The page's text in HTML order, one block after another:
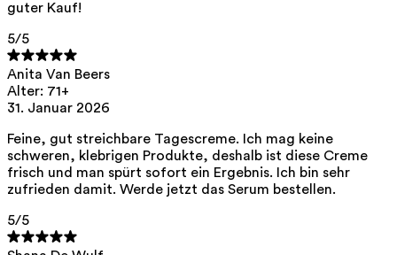
guter Kauf!
5/5
Anita Van Beers
Alter: 71+
31. Januar 2026
Feine, gut streichbare Tagescreme. Ich mag keine
schweren, klebrigen Produkte, deshalb ist diese Creme
frisch und man spürt sofort ein Ergebnis. Ich bin sehr
zufrieden damit. Werde jetzt das Serum bestellen.
5/5